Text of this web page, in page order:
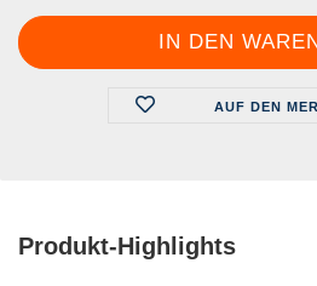
AUF DEN
Produkt-Highlights